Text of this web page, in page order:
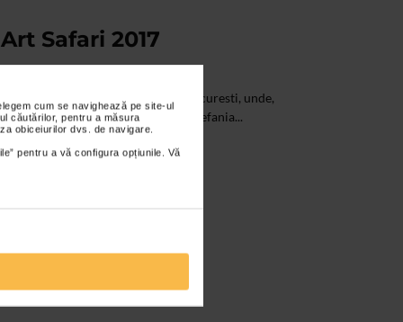
cum se navighează pe site-ul
căutărilor, pentru a măsura
obiceiurilor dvs. de navigare.
pentru a vă configura opțiunile. Vă
Safari 2017
Art Safari - Pavilionul de Arta Bucuresti, unde,
a promovat artistul vizual Ana Stefania...